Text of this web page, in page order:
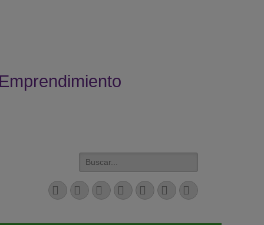
Facebook
TwitterCorreo
electrónico
LinkedInYouTubeInstagramTeléfono